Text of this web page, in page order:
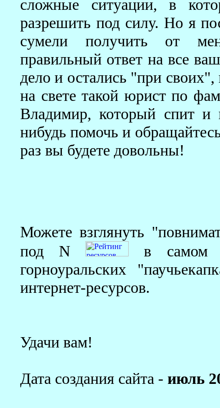
сложные ситуации, в
разрешить под силу. Но я
сумели получить от
правильный ответ на все
дело и остались "при
на свете такой юрист по
Владимир, который спит
нибудь помочь и
раз вы будете довольны!
Можете взглянуть
под N
в самом
горноуральских
интернет-ресурсов.
Удачи вам!
Дата создания сайта - июль